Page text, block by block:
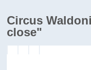
Circus
close"